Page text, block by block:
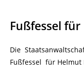
Fußfessel
Die
Fußfessel für Helmut